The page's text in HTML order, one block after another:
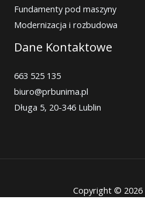
Fundamenty pod maszyny
Modernizacja i rozbudowa
Dane Kontaktowe
663 525 135
biuro@prbunima.pl
Długa 5, 20-346 Lublin
Copyright © 2026